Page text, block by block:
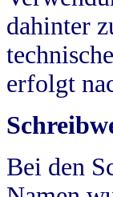
dahinter
erfolgt
Bei den